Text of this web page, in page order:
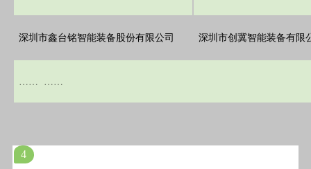
深圳市鑫台铭智能装备股份有限公司 深圳市创冀智能装备有限
4